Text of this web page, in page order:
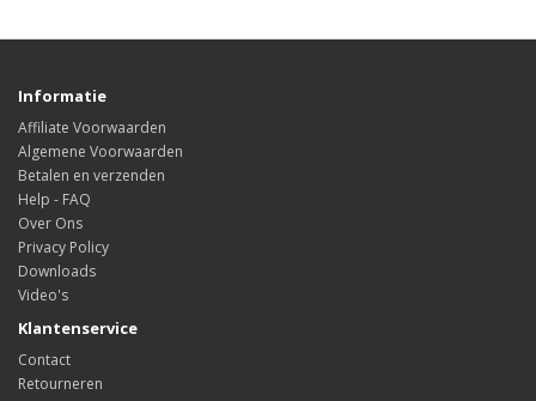
Informatie
Affiliate Voorwaarden
Algemene Voorwaarden
Betalen en verzenden
Help - FAQ
Over Ons
Privacy Policy
Downloads
Video's
Klantenservice
Contact
Retourneren